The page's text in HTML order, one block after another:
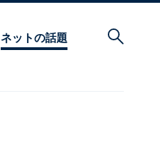
ネットの話題